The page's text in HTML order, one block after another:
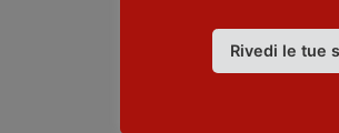
Rivedi le tue